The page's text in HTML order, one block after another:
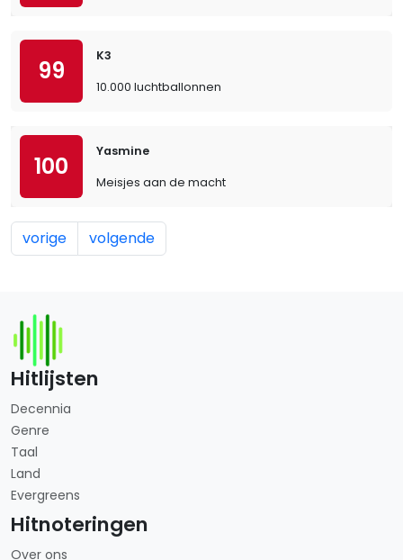
99
K3
10.000 luchtballonnen
100
Yasmine
Meisjes aan de macht
vorige volgende
Hitlijsten
Decennia
Genre
Taal
Land
Evergreens
Hitnoteringen
Over ons